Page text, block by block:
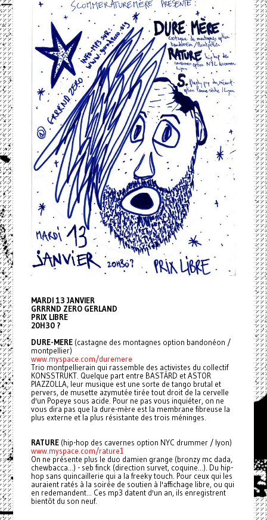
MARDI 13 JANVIER
GRRRND ZERO GERLAND
PRIX LIBRE
20H30 ?
DURE-MERE(castagne des montagnes option bandonéon /
montpellier)
www.myspace.com/duremere
Trio montpellierain qui rassemble des activistes du collectif
KONSSTRUKT. Quelque part entre BASTÄRD et ASTOR
PIAZZOLLA, leur musique est une sorte de tango brutal et
pervers, de musette azymutée tirée tout droit de la cervelle
d'un Popeye sous acide. Pour ne pas vous inquiéter, on ne
vous dira pas que la dure-mère est la membrane fibreuse la
plus externe et la plus résistante des trois méninges.
RATURE(hip-hop des cavernes option NYC drummer / lyon)
www.myspace.com/rature1
On ne présente plus le duo damien grange (bronzy mc dada,
chewbacca...) - seb finck (direction survet, coquine...). Du hip-
hop sans quincaillerie qui a la freeky touch. Pour ceux qui les
auraient ratés à la soirée de soutien à l'affichage libre, ou qui
en redemandent... Ces mp3 datent d'un an, ils enregistrent
bientôt du son neuf.